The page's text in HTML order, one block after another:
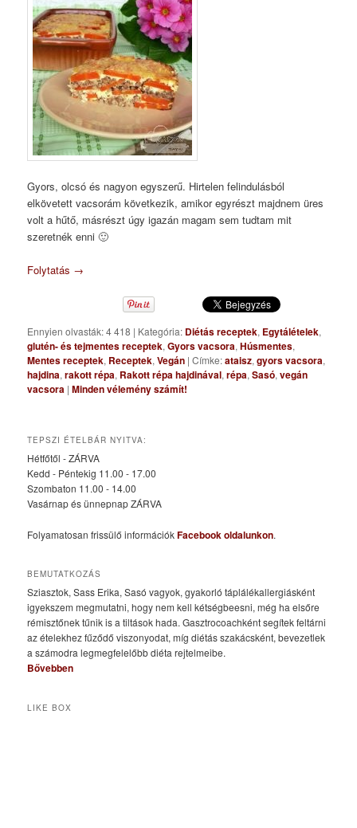
Gyors, olcsó és nagyon egyszerű. Hirtelen felindulásból
elkövetett vacsorám következik, amikor egyrészt majdnem üres
volt a hűtő, másrészt úgy igazán magam sem tudtam mit
szeretnék enni 🙂
Folytatás →
Ennyien olvasták: 4 418 | Kategória: Diétás receptek, Egytálételek,
glutén- és tejmentes receptek,Gyors vacsora,Húsmentes,
Mentes receptek, Receptek,Vegán |Címke:ataisz,gyors vacsora,
hajdina,rakott répa, Rakott répa hajdinával,répa,Sasó,vegán
vacsora |Minden vélemény számít!
TEPSZI ÉTELBÁR NYITVA:
Hétfőtől - ZÁRVA
Kedd - Péntekig 11.00 - 17.00
Szombaton 11.00 - 14.00
Vasárnap és ünnepnap ZÁRVA
Folyamatosan frissülő információkFacebook oldalunkon.
BEMUTATKOZÁS
Sziasztok, Sass Erika, Sasó vagyok, gyakorló táplálékallergiásként
igyekszem megmutatni, hogy nem kell kétségbeesni, még ha elsőre
rémisztőnek tűnik is a tiltások hada. Gasztrocoachként segítek feltárni
az ételekhez fűződő viszonyodat, míg diétás szakácsként, bevezetlek
a számodra legmegfelelőbb diéta rejtelmeibe.
Bővebben
LIKE BOX